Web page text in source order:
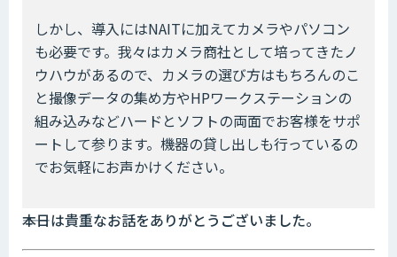
しかし、導入にはNAITに加えてカメラやパソコン
も必要です。我々はカメラ商社として培ってきたノ
ウハウがあるので、カメラの選び方はもちろんのこ
と撮像データの集め方やHPワークステーションの
組み込みなどハードとソフトの両面でお客様をサポ
ートして参ります。機器の貸し出しも行っているの
でお気軽にお声かけください。
――本日は貴重なお話をありがとうございました。